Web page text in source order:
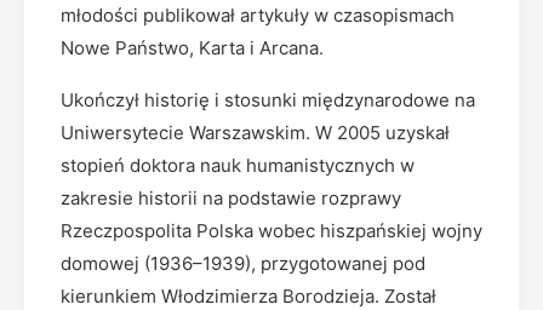
młodości publikował artykuły w czasopismach
Nowe Państwo, Karta i Arcana.
Ukończył historię i stosunki międzynarodowe na
Uniwersytecie Warszawskim. W 2005 uzyskał
stopień doktora nauk humanistycznych w
zakresie historii na podstawie rozprawy
Rzeczpospolita Polska wobec hiszpańskiej wojny
domowej (1936–1939), przygotowanej pod
kierunkiem Włodzimierza Borodzieja. Został